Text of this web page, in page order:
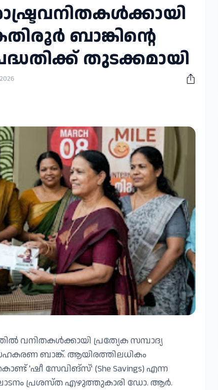
ബാങ്കിന്റെ
തുടക്കമായി
വനിതകൾക്കായി പ്രത്യേക സമ്പാദ്യ
ബാങ്ക്. ആയിരത്തിലധികം
'ഷീ സേവിങ്സ്' (She Savings) എന്ന
പ്രശസ്ത എഴുത്തുകാരി ഡോ. ആർ.